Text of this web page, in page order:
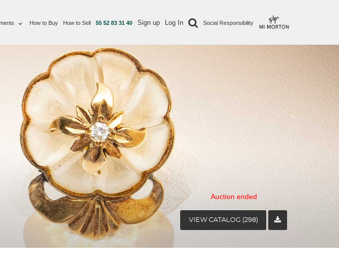
How to Buy How to Sell 55 52 83 31 40 Sign up Log In Social Responsibility
Auction ended
VIEW CATALOG (298)